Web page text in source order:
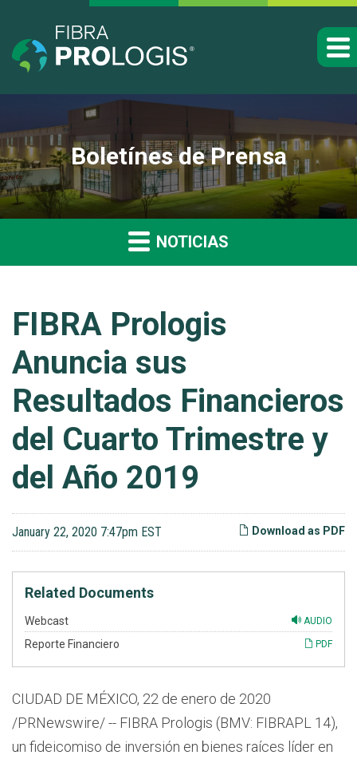
Boletínes de Prensa
NOTICIAS
FIBRA Prologis
Anuncia sus
Resultados Financieros
del Cuarto Trimestre y
del Año 2019
Download as PDF
January 22, 2020 7:47pm EST
Related Documents
AUDIO
Webcast
Reporte Financiero
PDF
CIUDAD DE MÉXICO, 22 de enero de 2020
/PRNewswire/ -- FIBRA Prologis (BMV: FIBRAPL 14),
un fideicomiso de inversión en bienes raíces líder en